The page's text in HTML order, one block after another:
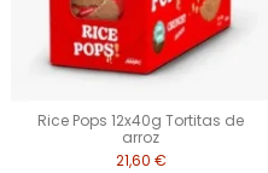
Rice Pops 12x40g Tortitas de
arroz
21,60 €